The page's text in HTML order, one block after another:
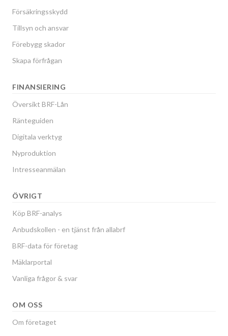
Försäkringsskydd
Tillsyn och ansvar
Förebygg skador
Skapa förfrågan
FINANSIERING
Översikt BRF-Lån
Ränteguiden
Digitala verktyg
Nyproduktion
Intresseanmälan
ÖVRIGT
Köp BRF-analys
Anbudskollen - en tjänst från allabrf
BRF-data för företag
Mäklarportal
Vanliga frågor & svar
OM OSS
Om företaget